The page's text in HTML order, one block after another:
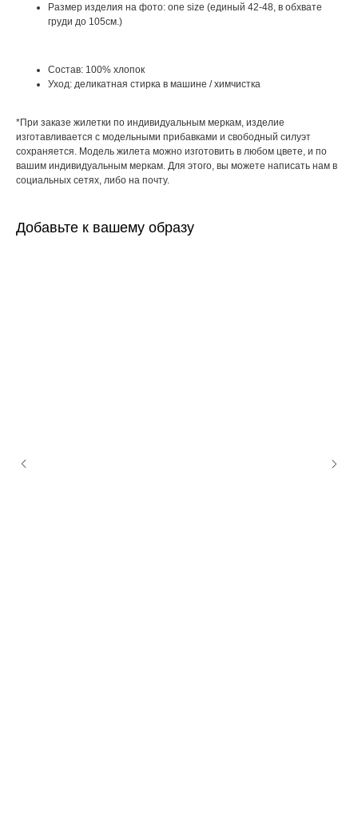
Размер изделия на фото: one size (единый 42-48, в обхвате
груди до 105см.)
Состав: 100% хлопок
Уход: деликатная стирка в машине / химчистка
*При заказе жилетки по индивидуальным меркам, изделие
изготавливается с модельными прибавками и свободный силуэт
сохраняется. Модель жилета можно изготовить в любом цвете, и по
вашим индивидуальным меркам. Для этого, вы можете написать нам в
социальных сетях, либо на почту.
Добавьте к вашему образу